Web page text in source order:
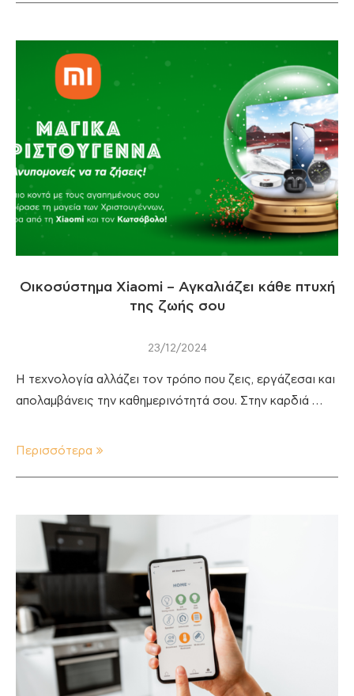
Οικοσύστημα Xiaomi – Αγκαλιάζει κάθε πτυχή
της ζωής σου
23/12/2024
Η τεχνολογία αλλάζει τον τρόπο που ζεις, εργάζεσαι και
απολαμβάνεις την καθημερινότητά σου. Στην καρδιά …
Περισσότερα